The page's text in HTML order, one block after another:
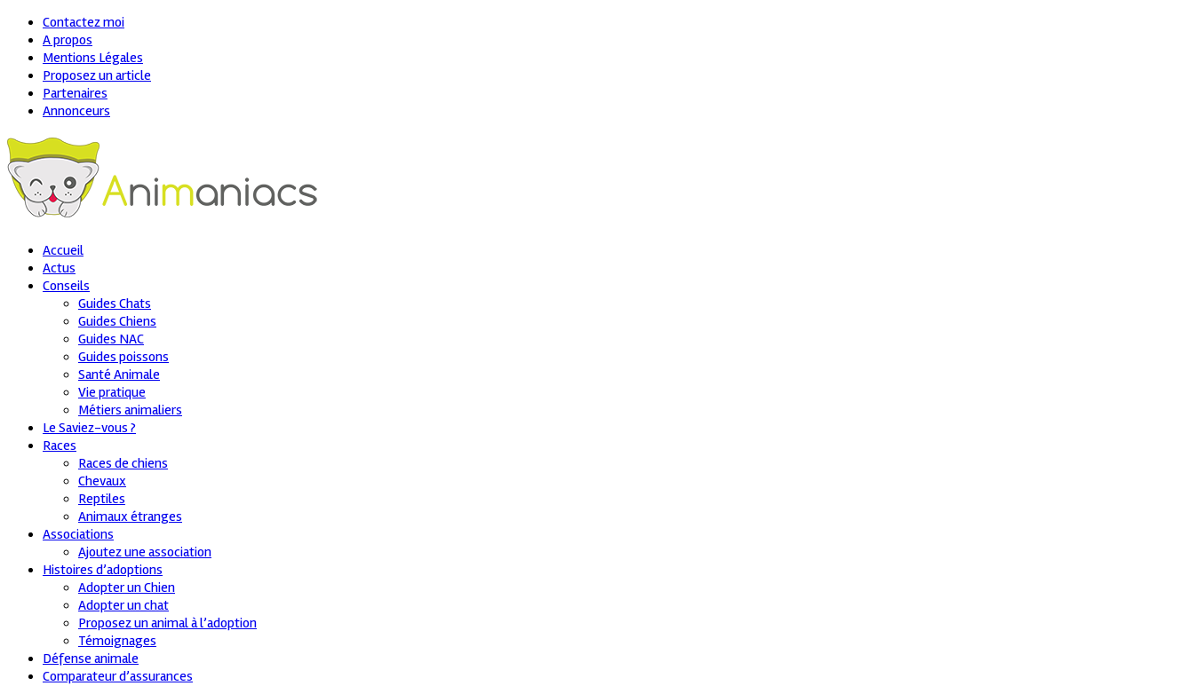
Contactez moi
A propos
Mentions Légales
Proposez un article
Partenaires
Annonceurs
Accueil
Actus
Conseils
Guides Chats
Guides Chiens
Guides NAC
Guides poissons
Santé Animale
Vie pratique
Métiers animaliers
Le Saviez-vous ?
Races
Races de chiens
Chevaux
Reptiles
Animaux étranges
Associations
Ajoutez une association
Histoires d’adoptions
Adopter un Chien
Adopter un chat
Proposez un animal à l’adoption
Témoignages
Défense animale
Comparateur d’assurances